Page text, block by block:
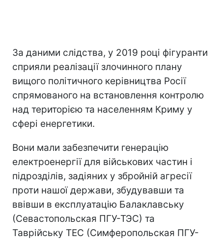
За даними слідства, у 2019 році фігуранти
сприяли реалізації злочинного плану
вищого політичного керівництва Росії
спрямованого на встановлення контролю
над територією та населенням Криму у
сфері енергетики.
Вони мали забезпечити генерацію
електроенергії для військових частин і
підрозділів, задіяних у збройній агресії
проти нашої держави, збудувавши та
ввівши в експлуатацію Балаклавську
(Севастопольская ПГУ-ТЭС) та
Таврійську ТЕС (Симферопольская ПГУ-